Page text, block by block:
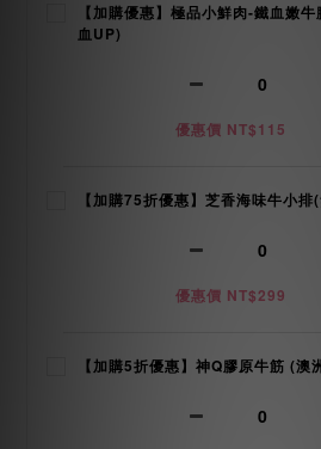
【加購優惠】極品小鮮肉-鐵血嫩
血UP)
優惠價 NT$115
【加購75折優惠】芝香海味牛小
優惠價 NT$299
【加購5折優惠】神Q膠原牛筋 (